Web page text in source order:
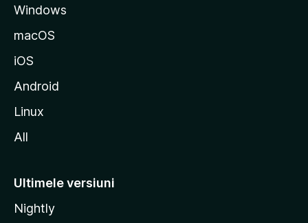
o
l
l
Windows
macOS
iOS
Android
Linux
All
Ultimele versiuni
Nightly